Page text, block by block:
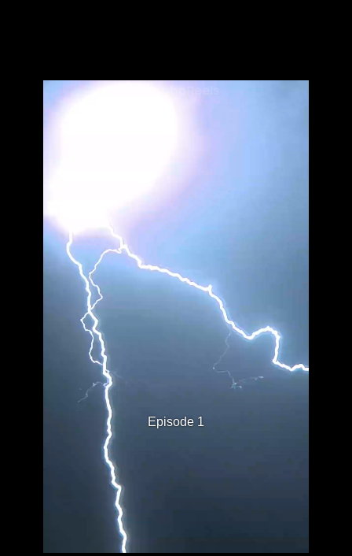
Episode 1